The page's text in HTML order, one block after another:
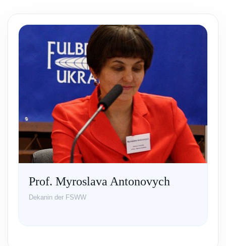
Prof. Myroslava Antonovych
Dekanin der FSWW